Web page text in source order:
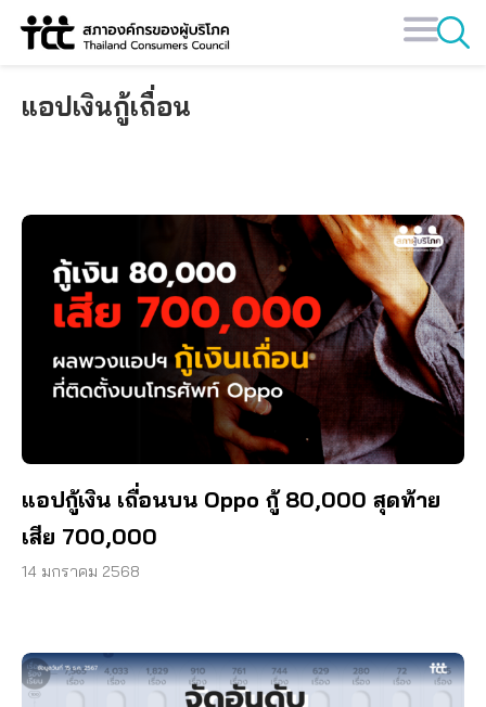
Skip
แอปเงินกู้เถื่อน
แอปกู้เงิน เถื่อนบน Oppo กู้ 80,000 สุดท้าย
เสีย 700,000
14 มกราคม 2568